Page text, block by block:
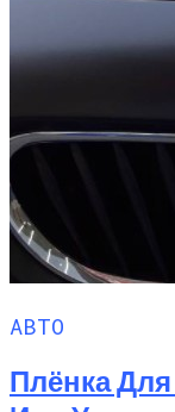
АВТО
Плёнка